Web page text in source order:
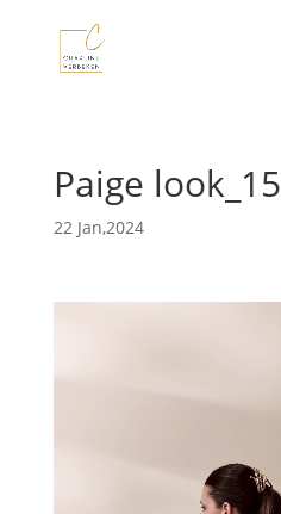
Paige look_15
22 Jan,2024